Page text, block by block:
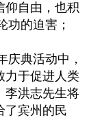
仰自由，也积
功的迫害；
庆典活动中，
力于促进人类
李洪志先生将
了宾州的民